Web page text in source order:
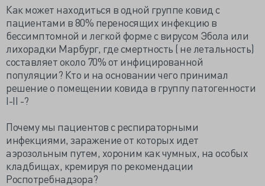
Как может находиться в одной группе ковид с
пациентами в 80% переносящих инфекцию в
бессимптомной и легкой форме с вирусом Эбола или
лихорадки Марбург, где смертность ( не летальность)
составляет около 70% от инфицированной
популяции? Кто и на основании чего принимал
решение о помещении ковида в группу патогенности
I-II -?
Почему мы пациентов с респираторными
инфекциями, заражение от которых идет
аэрозольным путем, хороним как чумных, на особых
кладбищах, кремируя по рекомендации
Роспотребнадзора?